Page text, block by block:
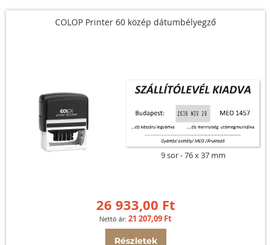
COLOP Printer 60 közép dátumbélyegző
9 sor 76 x 37 mm
26 933,00 Ft
21 207,09 Ft
Részletek